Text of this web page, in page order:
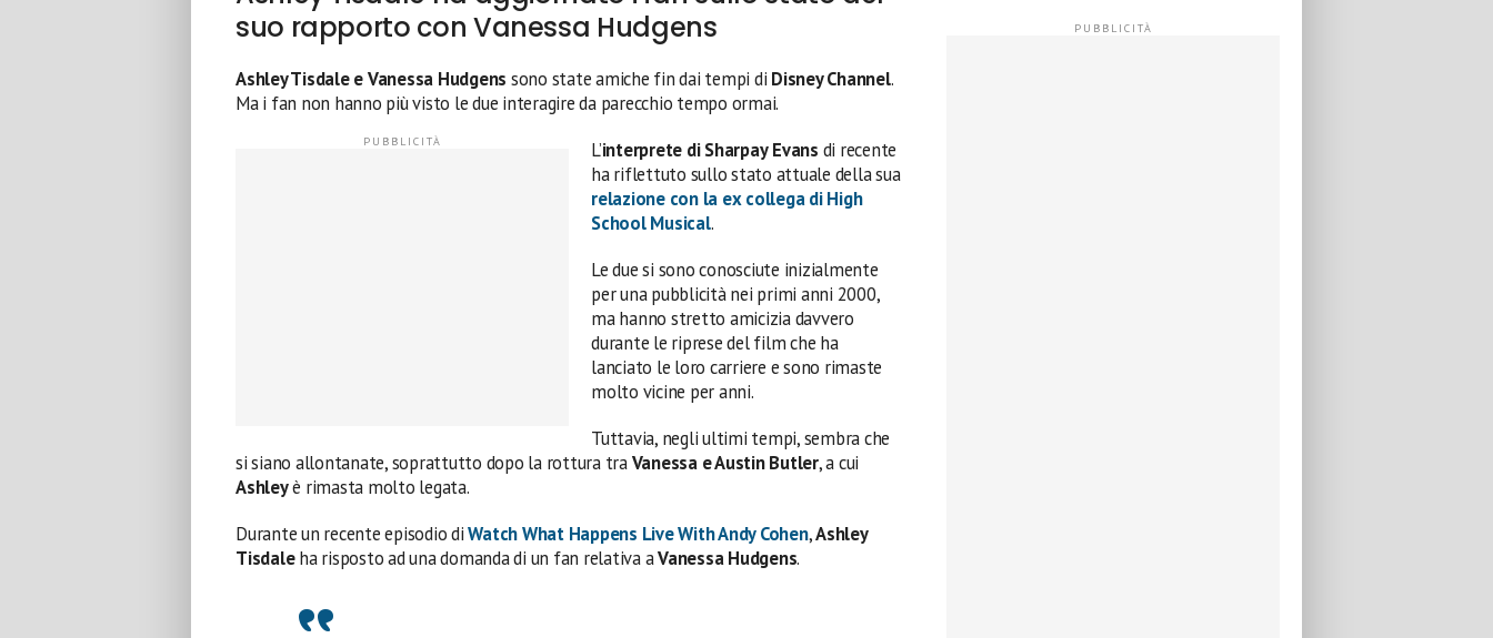
suo rapporto con Vanessa Hudgens
Ashley Tisdale e Vanessa Hudgens sono state amiche fin dai tempi di Disney Channel.
Ma i fan non hanno più visto le due interagire da parecchio tempo ormai.
L’interprete di Sharpay Evans di recente
ha riflettuto sullo stato attuale della sua
relazione con la ex collega diHigh
School Musical.
Le due si sono conosciute inizialmente
per una pubblicità nei primi anni 2000,
ma hanno stretto amicizia davvero
durante le riprese del film che ha
lanciato le loro carriere e sono rimaste
molto vicine per anni.
Tuttavia, negli ultimi tempi, sembra che
si siano allontanate, soprattutto dopo la rottura traVanessa e Austin Butler, a cui
Ashleyè rimasta molto legata.
Durante un recente episodio diWatch What Happens Live With Andy Cohen,Ashley
Tisdaleha risposto ad una domanda di un fan relativa aVanessa Hudgens.